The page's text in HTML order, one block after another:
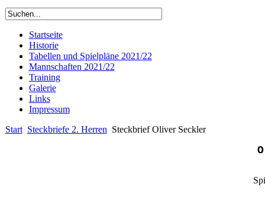
Startseite
Historie
Tabellen und Spielpläne 2021/22
Mannschaften 2021/22
Training
Galerie
Links
Impressum
Start Steckbriefe 2. Herren Steckbrief Oliver Seckler